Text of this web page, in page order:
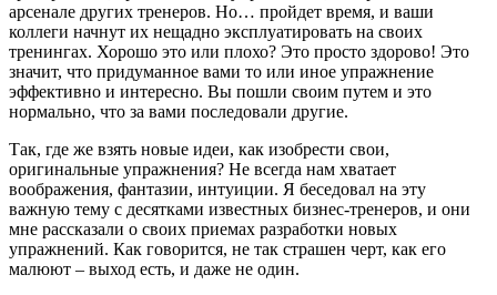
арсенале других тренеров. Но… пройдет время, и ваши
коллеги начнут их нещадно эксплуатировать на своих
тренингах. Хорошо это или плохо? Это просто здорово! Это
значит, что придуманное вами то или иное упражнение
эффективно и интересно. Вы пошли своим путем и это
нормально, что за вами последовали другие.
Так, где же взять новые идеи, как изобрести свои,
оригинальные упражнения? Не всегда нам хватает
воображения, фантазии, интуиции. Я беседовал на эту
важную тему с десятками известных бизнес-тренеров, и они
мне рассказали о своих приемах разработки новых
упражнений. Как говорится, не так страшен черт, как его
малюют – выход есть, и даже не один.